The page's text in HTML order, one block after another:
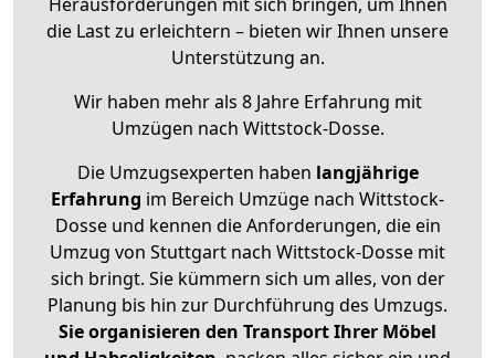
die Last zu erleichtern – bieten wir Ihnen unsere
Unterstützung an.
Wir haben mehr als 8 Jahre Erfahrung mit
Umzügen nach Wittstock-Dosse.
Die Umzugsexperten haben langjährige
Erfahrung im Bereich Umzüge nach Wittstock-
Dosse und kennen die Anforderungen, die ein
Umzug von Stuttgart nach Wittstock-Dosse mit
sich bringt. Sie kümmern sich um alles, von der
Planung bis hin zur Durchführung des Umzugs.
Sie organisieren den Transport Ihrer Möbel